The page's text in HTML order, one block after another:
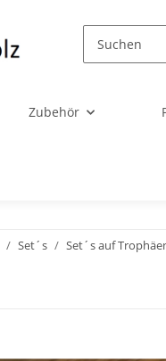
Zubehör
Set´s Set´s auf